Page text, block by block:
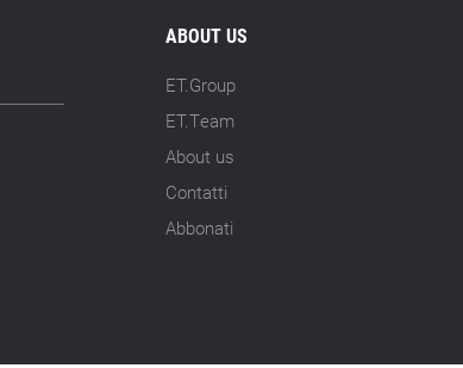
ABOUT US
ET.Group
ET.Team
About us
Contatti
Abbonati